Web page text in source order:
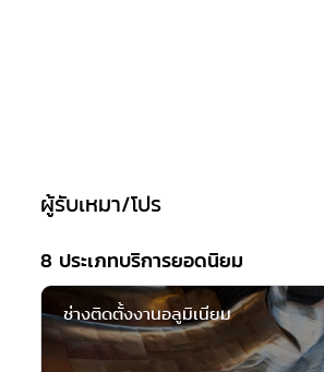
ผู้รับเหมา/โปร
8 ประเภทบริการยอดนิยม
ช่างติดตั้งงานอลูมิเนียม